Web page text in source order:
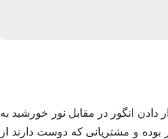
انگور در مقابل نور خورشید به
و مشتریانی که دوست دارند از